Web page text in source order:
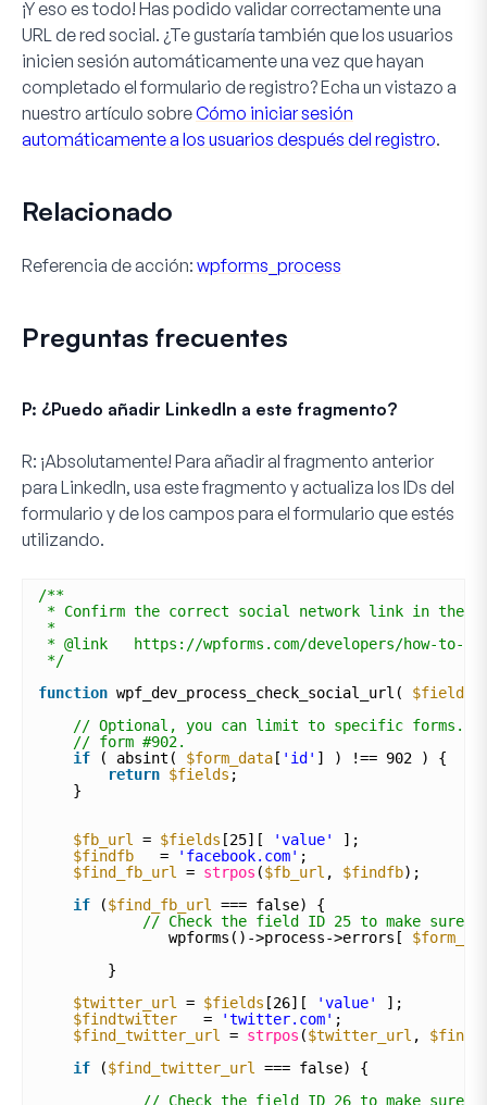
¡Y eso es todo! Has podido validar correctamente una
URL de red social. ¿Te gustaría también que los usuarios
inicien sesión automáticamente una vez que hayan
completado el formulario de registro? Echa un vistazo a
nuestro artículo sobreCómo iniciar sesión
automáticamente a los usuarios después del registro.
Relacionado
Referencia de acción: wpforms_process
Preguntas frecuentes
P: ¿Puedo añadir LinkedIn a este fragmento?
R: ¡Absolutamente! Para añadir al fragmento anterior
para LinkedIn, usa este fragmento y actualiza los IDs del
formulario y de los campos para el formulario que estés
utilizando.
/**
* Confirm the correct social network link in the
*
* @link   https://wpforms.com/developers/how-
*/
function wpf_dev_process_check_social_url( $fields
// Optional, you can limit to specific forms.
// form #902.
if
( absint( $form_data [ 'id' ] ) !== 902 ) {
return $fields ;
}
$fb_url = $fields [25][ 'value'
];
$findfb
= 'facebook.com' ;
$find_fb_url = strpos ($fb_url , $findfb);
if
($find_fb_url === false) {
// Check the field ID 25 to make sure it
wpforms()->process->errors[
}
$twitter_url = $fields [26][ 'value'
];
$findtwitter
= 'twitter.com' ;
$find_twitter_url = strpos ($twitter_url ,
if
($find_twitter_url === false) {
// Check the field ID 26 to make sure